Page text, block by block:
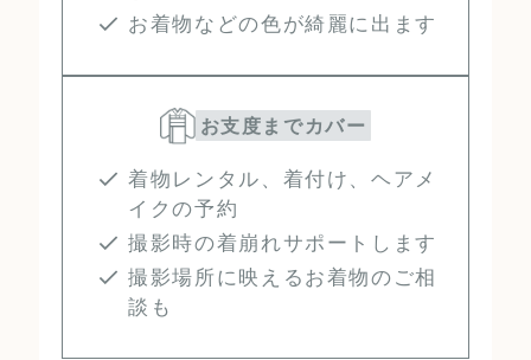
お着物などの色が綺麗に出ます
お支度までカバー
着物レンタル、着付け、ヘアメ
イクの予約
撮影時の着崩れサポートします
撮影場所に映えるお着物のご相
談も